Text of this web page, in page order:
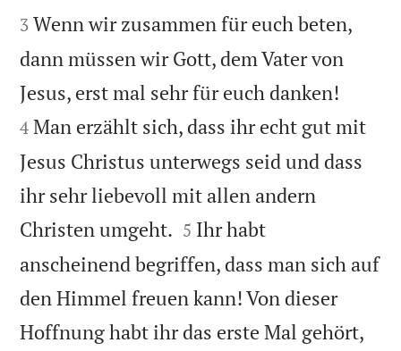


3 Wenn wir zusammen für euch beten,
dann müssen wir Gott, dem Vater von
Jesus, erst mal sehr für euch danken!
4 Man erzählt sich, dass ihr echt gut mit
Jesus Christus unterwegs seid und dass
ihr sehr liebevoll mit allen andern
Christen umgeht. 

5 Ihr habt
anscheinend begriffen, dass man sich auf
den Himmel freuen kann! Von dieser
Hoffnung habt ihr das erste Mal gehört,